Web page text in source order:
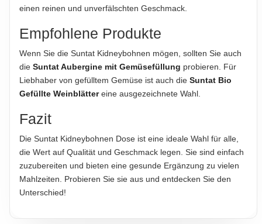
einen reinen und unverfälschten Geschmack.
Empfohlene Produkte
Wenn Sie die Suntat Kidneybohnen mögen, sollten Sie auch
die Suntat Aubergine mit Gemüsefüllung probieren. Für
Liebhaber von gefülltem Gemüse ist auch die Suntat Bio
Gefüllte Weinblättereine ausgezeichnete Wahl.
Fazit
Die Suntat Kidneybohnen Dose ist eine ideale Wahl für alle,
die Wert auf Qualität und Geschmack legen. Sie sind einfach
zuzubereiten und bieten eine gesunde Ergänzung zu vielen
Mahlzeiten. Probieren Sie sie aus und entdecken Sie den
Unterschied!